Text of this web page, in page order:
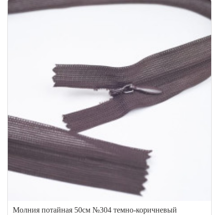
Молния потайная 50см №304 темно-коричневый